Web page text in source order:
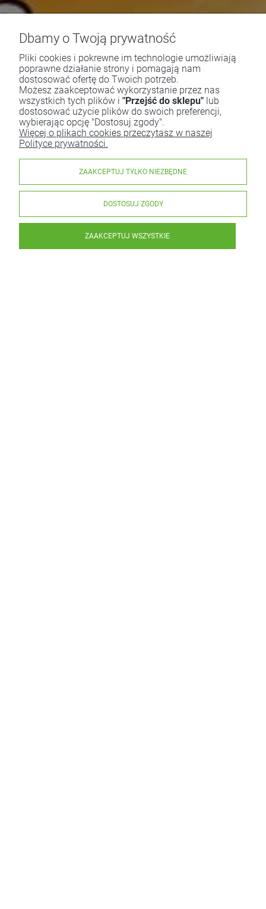
Dbamy o Twoją prywatność
Pliki cookies i pokrewne im technologie umożliwiają
poprawne działanie strony i pomagają nam
dostosować ofertę do Twoich potrzeb.
Możesz zaakceptować wykorzystanie przez nas
wszystkich tych plików i "Przejść do sklepu" lub
dostosować użycie plików do swoich preferencji,
wybierając opcję "Dostosuj zgody".
Więcej o plikach cookies przeczytasz w naszej
Polityce prywatności.
ZAAKCEPTUJ TYLKO NIEZBĘDNE
DOSTOSUJ ZGODY
ZAAKCEPTUJ WSZYSTKIE